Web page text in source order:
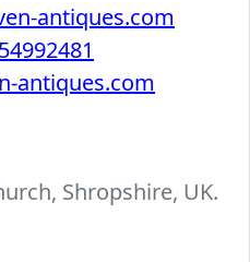
antiques.com
antiques.com
Shropshire, UK.